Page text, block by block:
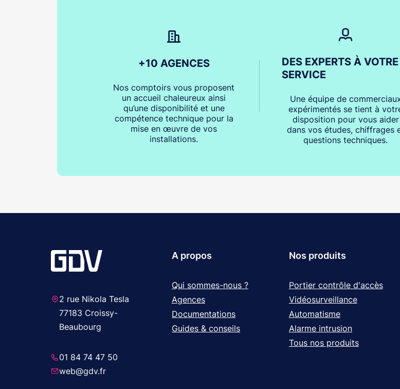
+10 AGENCES
Nos comptoirs vous proposent
un accueil chaleureux ainsi
qu’une disponibilité et une
compétence technique pour la
mise en œuvre de vos
installations.
DES EXPERTS À VOTRE
SERVICE
Une équipe de
expérimentés se tient à
disposition pour vous aider
dans vos études, chiffrages
questions techniques.
2 rue Nikola Tesla
77183 Croissy-
Beaubourg
01 84 74 47 50
web@gdv.fr
A propos
Qui sommes-nous ?
Agences
Documentations
Guides & conseils
Nos produits
Portier contrôle d'accès
Vidéosurveillance
Automatisme
Alarme intrusion
Tous nos produits